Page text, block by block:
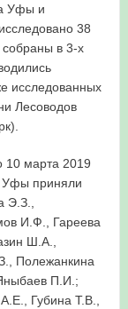
Уфы и
38
собраны в 3-х
исследованных
Лесоводов
10 марта 2019
Уфы приняли
Э.З.,
И.Ф., Гареева
Ш.А.,
Полежанкина
П.И.;
Губина Т.В.,